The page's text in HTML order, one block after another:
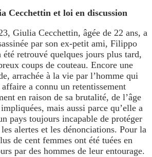
Cecchettin et loi en discussion
Giulia Cecchettin, âgée de 22 ans, a
par son ex-petit ami, Filippo
été retrouvé quelques jours plus tard,
coups de couteau. Encore une
arrachée à la vie par l’homme qui
a connu un retentissement
en raison de sa brutalité, de l’âge
mais aussi parce qu’elle a
pays toujours incapable de protéger
alertes et les dénonciations. Pour la
de cent femmes ont été tuées en
par des hommes de leur entourage.